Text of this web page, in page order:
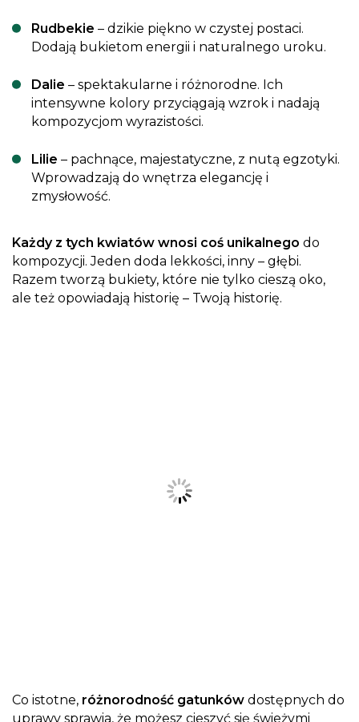
Rudbekie – dzikie piękno w czystej postaci.
Dodają bukietom energii i naturalnego uroku.
Dalie – spektakularne i różnorodne. Ich
intensywne kolory przyciągają wzrok i nadają
kompozycjom wyrazistości.
Lilie – pachnące, majestatyczne, z nutą egzotyki.
Wprowadzają do wnętrza elegancję i
zmysłowość.
Każdy z tych kwiatów wnosi coś unikalnego do
kompozycji. Jeden doda lekkości, inny – głębi.
Razem tworzą bukiety, które nie tylko cieszą oko,
ale też opowiadają historię – Twoją historię.
Co istotne, różnorodność gatunków dostępnych do
uprawy sprawia, że możesz cieszyć się świeżymi